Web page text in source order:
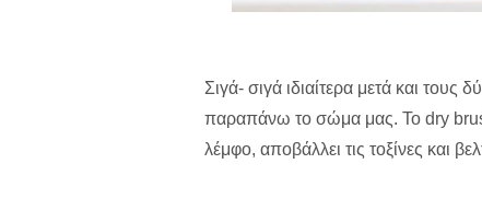
Σιγά- σιγά ιδιαίτερα μετά και τους
παραπάνω το σώμα μας. Το dry
λέμφο, αποβάλλει τις τοξίνες και